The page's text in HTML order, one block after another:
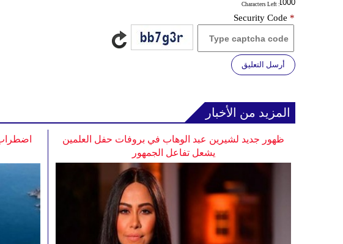
: Characters Left
Security Code *
أرسل التعليق
المزيد من الأخبار
ظهور جديد لشيرين عبد الوهاب في بروفات حفل العلمين
يشعل تفاعل الجمهور